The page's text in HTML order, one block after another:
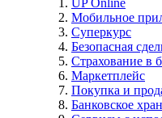
UP Online
Мобильное
Суперкурс
Безопасная
Страхование в
Маркетплейс
Покупка и
Банковское